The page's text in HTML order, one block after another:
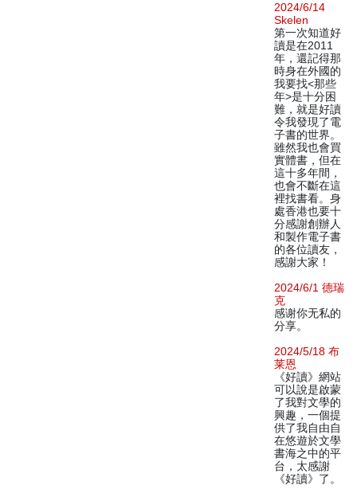
2024/6/14
Skelen
第一次知道好
讀是在2011
年，還記得那
時身在外國的
我要找<那些
年>是十分困
難，就是好讀
令我發現了電
子書的世界。
雖然我也會買
實體書，但在
這十多年間，
也會不斷在這
裡找書看。身
處香港也要十
分感謝創辦人
和製作電子書
的各位讀友，
感謝大家！
2024/6/1 德瑞
克
感谢你无私的
分享。
2024/5/18 布
莱恩
《好讀》網站
可以說是啟蒙
了我對文學的
興趣，一個提
供了我自由自
在悠遊於文學
書海之中的平
台，太感謝
《好讀》了。